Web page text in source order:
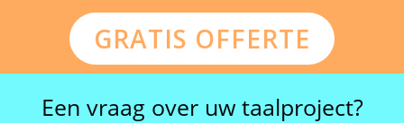
GRATIS OFFERTE
Een vraag over uw taalproject?